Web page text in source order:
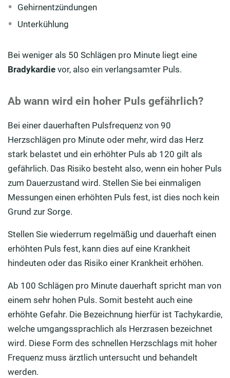
Gehirnentzündungen
Unterkühlung
Bei weniger als 50 Schlägen pro Minute liegt eine
Bradykardie vor, also ein verlangsamter Puls.
Ab wann wird ein hoher Puls gefährlich?
Bei einer dauerhaften Pulsfrequenz von 90
Herzschlägen pro Minute oder mehr, wird das Herz
stark belastet und ein erhöhter Puls ab 120 gilt als
gefährlich. Das Risiko besteht also, wenn ein hoher Puls
zum Dauerzustand wird. Stellen Sie bei einmaligen
Messungen einen erhöhten Puls fest, ist dies noch kein
Grund zur Sorge.
Stellen Sie wiederrum regelmäßig und dauerhaft einen
erhöhten Puls fest, kann dies auf eine Krankheit
hindeuten oder das Risiko einer Krankheit erhöhen.
Ab 100 Schlägen pro Minute dauerhaft spricht man von
einem sehr hohen Puls. Somit besteht auch eine
erhöhte Gefahr. Die Bezeichnung hierfür ist Tachykardie,
welche umgangssprachlich als Herzrasen bezeichnet
wird. Diese Form des schnellen Herzschlags mit hoher
Frequenz muss ärztlich untersucht und behandelt
werden.